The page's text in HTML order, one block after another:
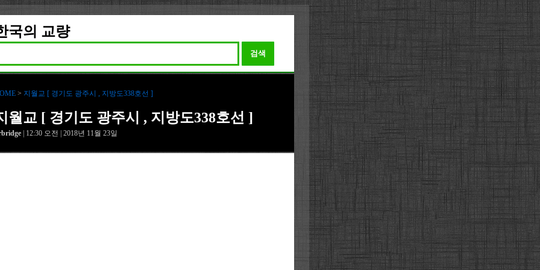
국의 교량
검색
> 지월교 [ 경기도 광주시 , 지방도338호선 ]
월교 [ 경기도 광주시 , 지방도338호선 ]
| 12:30 오전 | 2018년 11월 23일